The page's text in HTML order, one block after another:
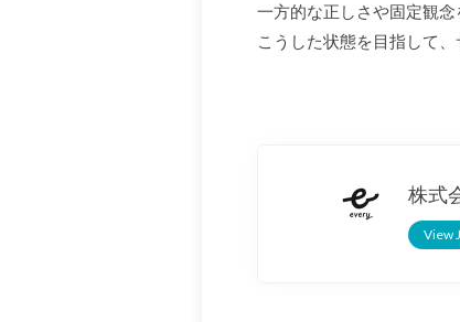
一方的な正しさや固定観
こうした状態を目指して
株式
View